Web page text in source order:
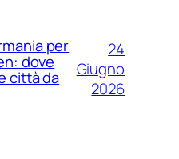
per
dove
città da
24
Giugno
2026